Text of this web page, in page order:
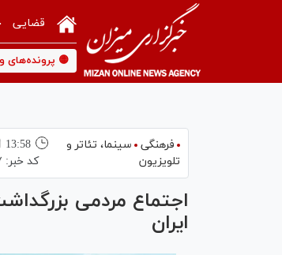
قضایی
🟡 پرونده‌های
فرهنگی
سینما،‌ تئاتر و
تلویزیون
13:58
کد خبر:
اجتماع مردمی
ایران